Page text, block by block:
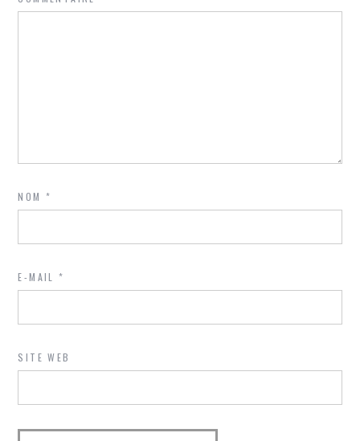
NOM*
E-MAIL*
SITE WEB